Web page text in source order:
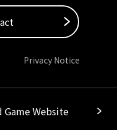
Privacy Notice
Game Website